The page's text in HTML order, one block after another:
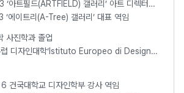
트필드(ARTFIELD) 갤러리’ 아트 디렉터
에이트리(A-Tree) 갤러리’ 대표 역임
사진학과 졸업
럽 디자인대학‘Istituto Europeo di Design’
6 건국대학교 디자인학부 강사 역임